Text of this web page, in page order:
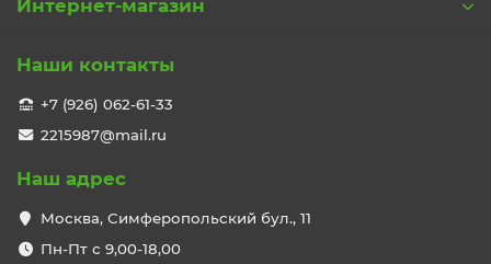
Интернет-магазин
Наши контакты
+7 (926) 062-61-33
2215987@mail.ru
Наш адрес
Москва, Симферопольский бул., 11
Пн-Пт с 9,00-18,00